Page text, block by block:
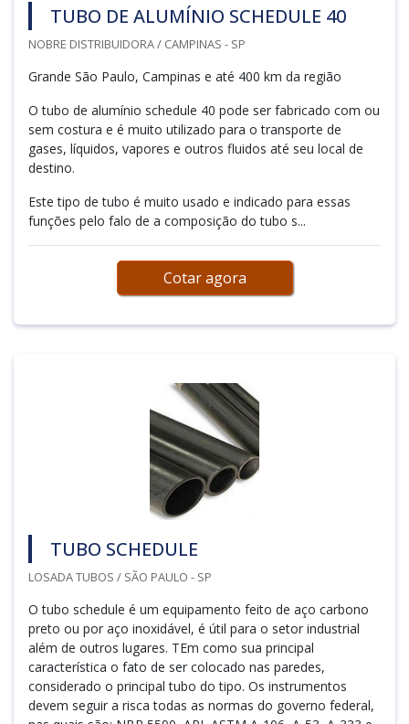
TUBO DE ALUMÍNIO SCHEDULE 40
NOBRE DISTRIBUIDORA / CAMPINAS - SP
Grande São Paulo, Campinas e até 400 km da região
O tubo de alumínio schedule 40 pode ser fabricado com ou
sem costura e é muito utilizado para o transporte de
gases, líquidos, vapores e outros fluidos até seu local de
destino.
Este tipo de tubo é muito usado e indicado para essas
funções pelo falo de a composição do tubo s...
Cotar agora
TUBO SCHEDULE
LOSADA TUBOS / SÃO PAULO - SP
O tubo schedule é um equipamento feito de aço carbono
preto ou por aço inoxidável, é útil para o setor industrial
além de outros lugares. TEm como sua principal
característica o fato de ser colocado nas paredes,
considerado o principal tubo do tipo. Os instrumentos
devem seguir a risca todas as normas do governo federal,